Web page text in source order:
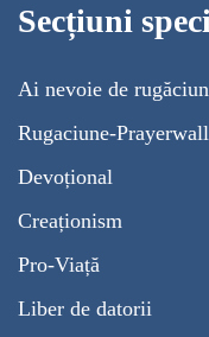
Secțiuni
Ai nevoie de
Rugaciune-Prayerwall
Devoțional
Creaționism
Pro-Viață
Liber de datorii